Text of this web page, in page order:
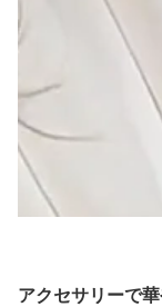
アクセサリーで